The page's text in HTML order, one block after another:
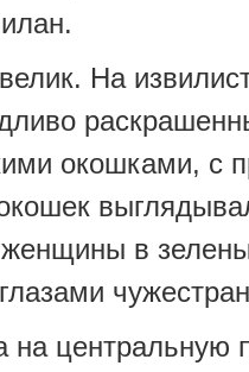
На
окошками, с
в
на центральную